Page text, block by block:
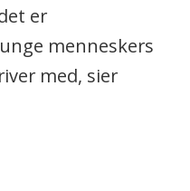
er
menneskers
med, sier